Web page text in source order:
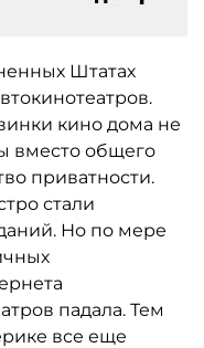
Штатах
кино дома не
вместо общего
приватности.
стали
Но по мере
падала. Тем
все еще